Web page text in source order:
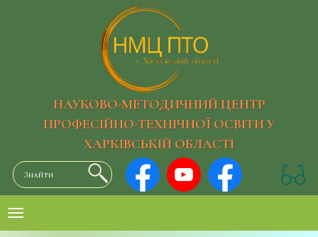
НАУКОВО-МЕТОДИЧНИЙ ЦЕНТР
ПРОФЕСІЙНО-ТЕХНІЧНОЇ ОСВІТИ У
ХАРКІВСЬКІЙ ОБЛАСТІ